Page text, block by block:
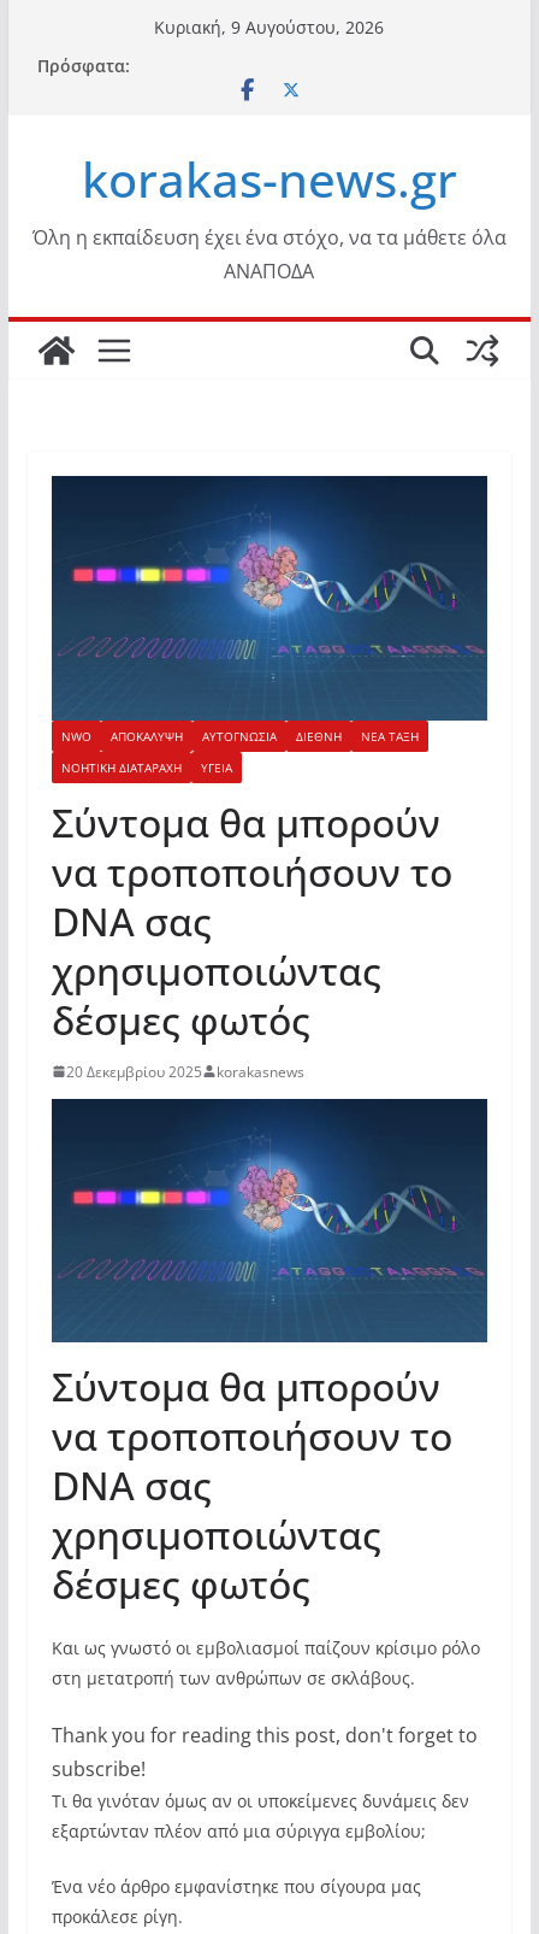
περιεχόμενο
Κυριακή, 9 Αυγούστου, 2026
Πρόσφατα:
korakas-news.gr
Όλη η εκπαίδευση έχει ένα στόχο, να τα μάθετε όλα
ΑΝΑΠΟΔΑ
NWO ΑΠΟΚΑΛΥΨΗ ΑΥΤΟΓΝΩΣΙΑ ΔΙΕΘΝΗ
ΝΕΑ ΤΑΞΗ
ΝΟΗΤΙΚΗ ΔΙΑΤΑΡΑΧΗ
ΥΓΕΙΑ
Σύντομα θα μπορούν
να τροποποιήσουν το
DNA σας
χρησιμοποιώντας
δέσμες φωτός
20 Δεκεμβρίου 2025 korakasnews
Σύντομα θα μπορούν
να τροποποιήσουν το
DNA σας
χρησιμοποιώντας
δέσμες φωτός
Και ως γνωστό οι εμβολιασμοί παίζουν κρίσιμο ρόλο
στη μετατροπή των ανθρώπων σε σκλάβους.
Thank you for reading this post, don't forget to
subscribe!
Τι θα γινόταν όμως αν οι υποκείμενες δυνάμεις δεν
εξαρτώνταν πλέον από μια σύριγγα εμβολίου;
Ένα νέο άρθρο εμφανίστηκε που σίγουρα μας
προκάλεσε ρίγη.